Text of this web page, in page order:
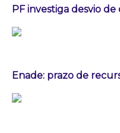
PF investiga desvio
Enade: prazo de